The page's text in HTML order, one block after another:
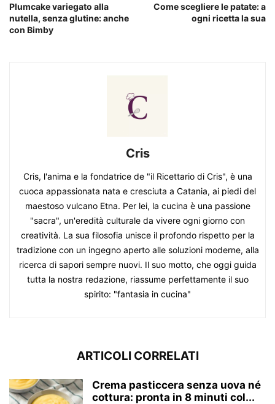
Plumcake variegato alla
nutella, senza glutine: anche
con Bimby
Come scegliere le patate: a
ogni ricetta la sua
Cris
Cris, l'anima e la fondatrice de "il Ricettario di Cris", è una
cuoca appassionata nata e cresciuta a Catania, ai piedi del
maestoso vulcano Etna. Per lei, la cucina è una passione
"sacra", un'eredità culturale da vivere ogni giorno con
creatività. La sua filosofia unisce il profondo rispetto per la
tradizione con un ingegno aperto alle soluzioni moderne, alla
ricerca di sapori sempre nuovi. Il suo motto, che oggi guida
tutta la nostra redazione, riassume perfettamente il suo
spirito: "fantasia in cucina"
ARTICOLI CORRELATI
Crema pasticcera senza uova né
cottura: pronta in 8 minuti col...